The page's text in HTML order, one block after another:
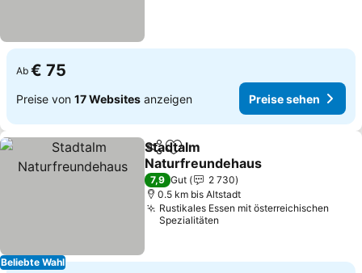
Ab € 75
Preise von 17 Websites anzeigen Preise sehen
Beliebte Wahl
TeilenZu Favoriten hinzufügen
Stadtalm
Naturfreundehaus
Preise sehen
7,9 Gut
2 730
0.5 km bis Altstadt
Rustikales Essen mit österreichischen
Spezialitäten